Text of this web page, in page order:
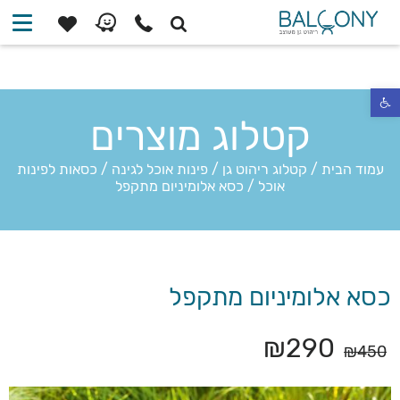
פתח סרגל נגישות
קטלוג מוצרים
עמוד הבית / קטלוג ריהוט גן /פינות אוכל לגינה / כסאות לפינות
אוכל / כסא אלומיניום מתקפל
כסא אלומיניום מתקפל
₪450
₪290